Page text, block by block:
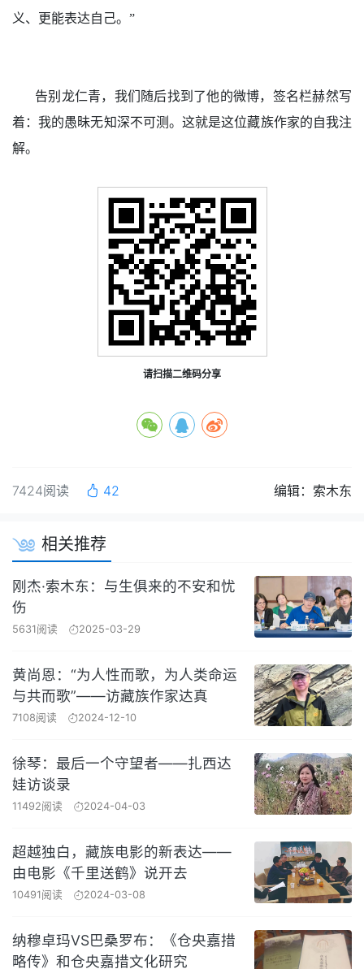
义、更能表达自己。”
告别龙仁青，我们随后找到了他的微博，签名栏赫然写
着：我的愚昧无知深不可测。这就是这位藏族作家的自我注
解。
请扫描二维码分享
7424阅读 42 编辑：索木东
相关推荐
刚杰·索木东：与生俱来的不安和忧
伤
5631阅读 2025-03-29
黄尚恩：“为人性而歌，为人类命运
与共而歌”——访藏族作家达真
7108阅读 2024-12-10
徐琴：最后一个守望者——扎西达
娃访谈录
11492阅读 2024-04-03
超越独白，藏族电影的新表达——
由电影《千里送鹤》说开去
10491阅读 2024-03-08
纳穆卓玛VS巴桑罗布：《仓央嘉措
略传》和仓央嘉措文化研究